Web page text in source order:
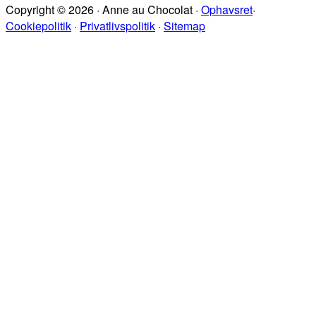
sitet
Copyright © 2026 · Anne au Chocolat · Ophavsret·
Cookiepolitik · Privatlivspolitik · Sitemap